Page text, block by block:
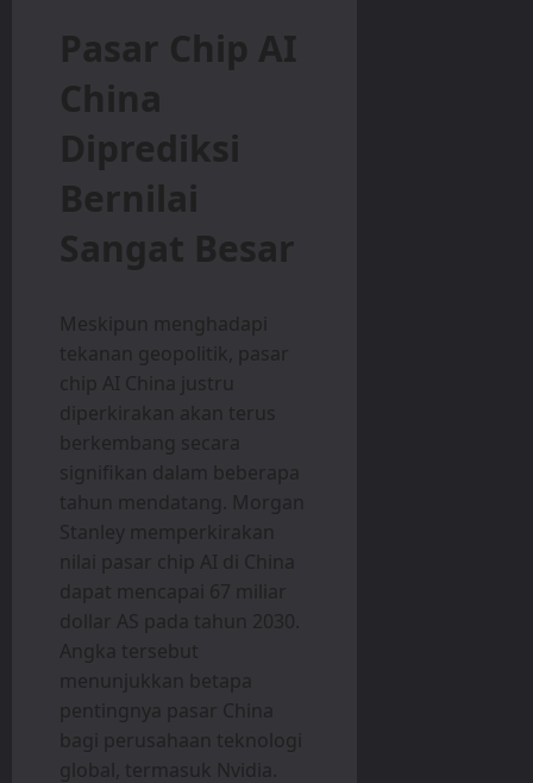
Pasar Chip AI
China
Diprediksi
Bernilai
Sangat Besar
Meskipun menghadapi
tekanan geopolitik, pasar
chip AI China justru
diperkirakan akan terus
berkembang secara
signifikan dalam beberapa
tahun mendatang. Morgan
Stanley memperkirakan
nilai pasar chip AI di China
dapat mencapai 67 miliar
dollar AS pada tahun 2030.
Angka tersebut
menunjukkan betapa
pentingnya pasar China
bagi perusahaan teknologi
global, termasuk Nvidia.